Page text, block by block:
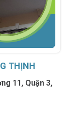
THỊNH
11, Quận 3,